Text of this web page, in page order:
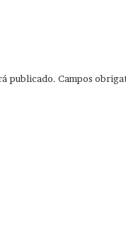
publicado. Campos